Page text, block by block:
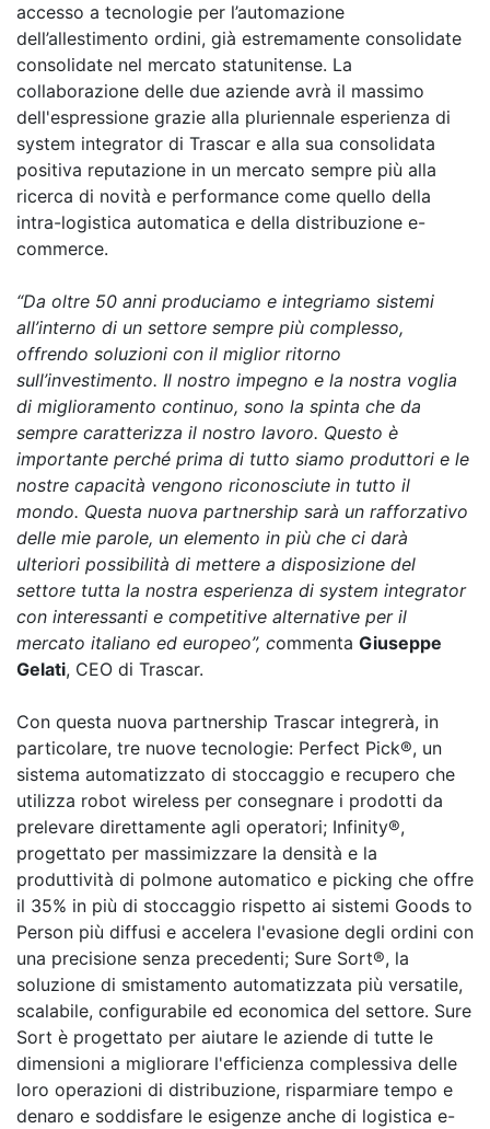
accesso a tecnologie per l’automazione
dell’allestimento ordini, già estremamente consolidate
consolidate nel mercato statunitense. La
collaborazione delle due aziende avrà il massimo
dell'espressione grazie alla pluriennale esperienza di
system integrator di Trascar e alla sua consolidata
positiva reputazione in un mercato sempre più alla
ricerca di novità e performance come quello della
intra-logistica automatica e della distribuzione e-
commerce.
“Da oltre 50 anni produciamo e integriamo sistemi
all’interno di un settore sempre più complesso,
offrendo soluzioni con il miglior ritorno
sull’investimento. Il nostro impegno e la nostra voglia
di miglioramento continuo, sono la spinta che da
sempre caratterizza il nostro lavoro. Questo è
importante perché prima di tutto siamo produttori e le
nostre capacità vengono riconosciute in tutto il
mondo. Questa nuova partnership sarà un rafforzativo
delle mie parole, un elemento in più che ci darà
ulteriori possibilità di mettere a disposizione del
settore tutta la nostra esperienza di system integrator
con interessanti e competitive alternative per il
mercato italiano ed europeo”, commenta Giuseppe
Gelati, CEO di Trascar.
Con questa nuova partnership Trascar integrerà, in
particolare, tre nuove tecnologie: Perfect Pick®, un
sistema automatizzato di stoccaggio e recupero che
utilizza robot wireless per consegnare i prodotti da
prelevare direttamente agli operatori; Infinity®,
progettato per massimizzare la densità e la
produttività di polmone automatico e picking che offre
il 35% in più di stoccaggio rispetto ai sistemi Goods to
Person più diffusi e accelera l'evasione degli ordini con
una precisione senza precedenti; Sure Sort®, la
soluzione di smistamento automatizzata più versatile,
scalabile, configurabile ed economica del settore. Sure
Sort è progettato per aiutare le aziende di tutte le
dimensioni a migliorare l'efficienza complessiva delle
loro operazioni di distribuzione, risparmiare tempo e
denaro e soddisfare le esigenze anche di logistica e-